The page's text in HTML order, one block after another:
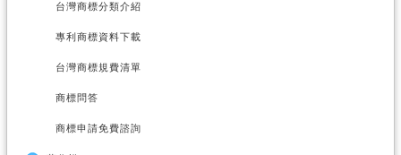
台灣商標分類介紹
專利商標資料下載
台灣商標規費清單
商標問答
商標申請免費諮詢